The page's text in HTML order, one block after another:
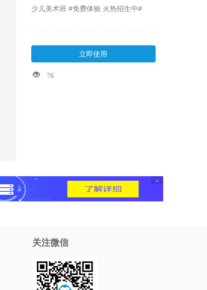
少儿美术班 #免费体验 火热招生中#
立即使用
76
×
关注微信